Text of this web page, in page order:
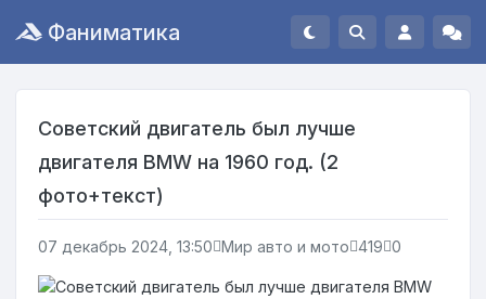
Фаниматика
Советский двигатель был лучше
двигателя BMW на 1960 год. (2
фото+текст)
07 декабрь 2024, 13:50 Мир авто и мото 419 0